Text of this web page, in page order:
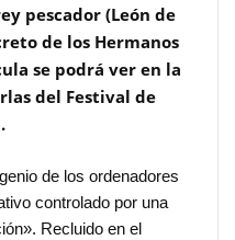
pescador (León de
de los Hermanos
se podrá ver en la
del Festival de
de los ordenadores
controlado por una
Recluido en el